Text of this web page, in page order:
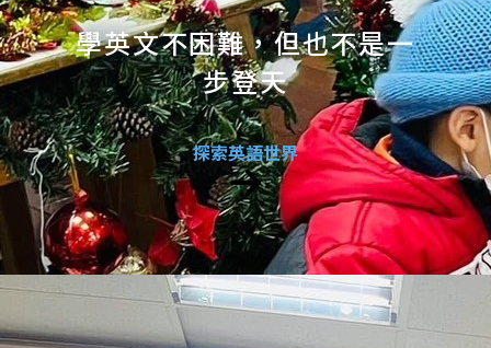
學英文不困難，但也不是一
步登天
探索英語世界